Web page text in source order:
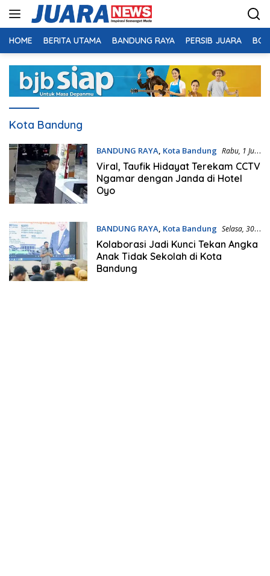
HOME BERITA UTAMA BANDUNG RAYA PERSIB JUARA
Kota Bandung
BANDUNG RAYA, Kota Bandung Rabu, 1 Juli
2026 | 10:50 WIB
Viral, Taufik Hidayat Terekam CCTV
Ngamar dengan Janda di Hotel
Oyo
BANDUNG RAYA, Kota Bandung Selasa, 30
Juni 2026 | 19:33 WIB
Kolaborasi Jadi Kunci Tekan Angka
Anak Tidak Sekolah di Kota
Bandung